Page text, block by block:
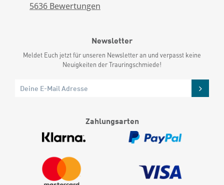
5636 Bewertungen
Newsletter
Meldet Euch jetzt für unseren Newsletter an und verpasst keine
Neuigkeiten der Trauringschmiede!
Zahlungsarten